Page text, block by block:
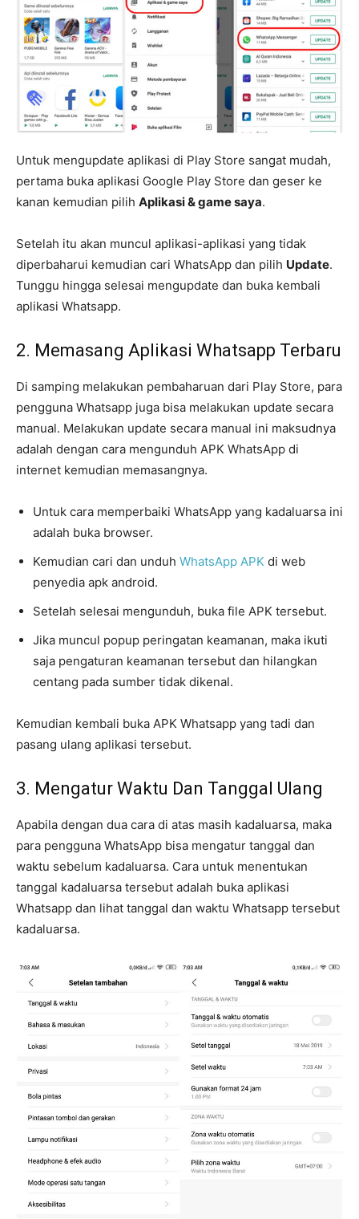
Untuk mengupdate aplikasi di Play Store sangat mudah,
pertama buka aplikasi Google Play Store dan geser ke
kanan kemudian pilih Aplikasi & game saya.
Setelah itu akan muncul aplikasi-aplikasi yang tidak
diperbaharui kemudian cari WhatsApp dan pilih Update.
Tunggu hingga selesai mengupdate dan buka kembali
aplikasi Whatsapp.
2. Memasang Aplikasi Whatsapp Terbaru
Di samping melakukan pembaharuan dari Play Store, para
pengguna Whatsapp juga bisa melakukan update secara
manual. Melakukan update secara manual ini maksudnya
adalah dengan cara mengunduh APK WhatsApp di
internet kemudian memasangnya.
Untuk cara memperbaiki WhatsApp yang kadaluarsa ini
adalah buka browser.
Kemudian cari dan unduh WhatsApp APK di web
penyedia apk android.
Setelah selesai mengunduh, buka file APK tersebut.
Jika muncul popup peringatan keamanan, maka ikuti
saja pengaturan keamanan tersebut dan hilangkan
centang pada sumber tidak dikenal.
Kemudian kembali buka APK Whatsapp yang tadi dan
pasang ulang aplikasi tersebut.
3. Mengatur Waktu Dan Tanggal Ulang
Apabila dengan dua cara di atas masih kadaluarsa, maka
para pengguna WhatsApp bisa mengatur tanggal dan
waktu sebelum kadaluarsa. Cara untuk menentukan
tanggal kadaluarsa tersebut adalah buka aplikasi
Whatsapp dan lihat tanggal dan waktu Whatsapp tersebut
kadaluarsa.